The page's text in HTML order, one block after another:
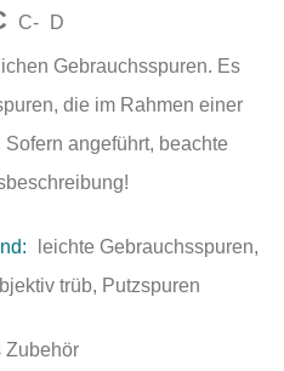
C- D
Gebrauchsspuren. Es
die im Rahmen einer
angeführt, beachte
leichte Gebrauchsspuren,
trüb, Putzspuren
Zubehör